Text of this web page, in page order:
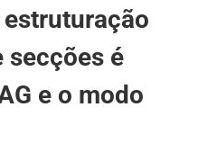
secções é
e o modo